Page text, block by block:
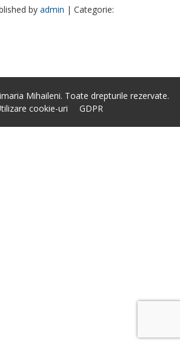
by admin | Categorie:
Mihaileni. Toate drepturile rezervate.
cookie-uri
GDPR